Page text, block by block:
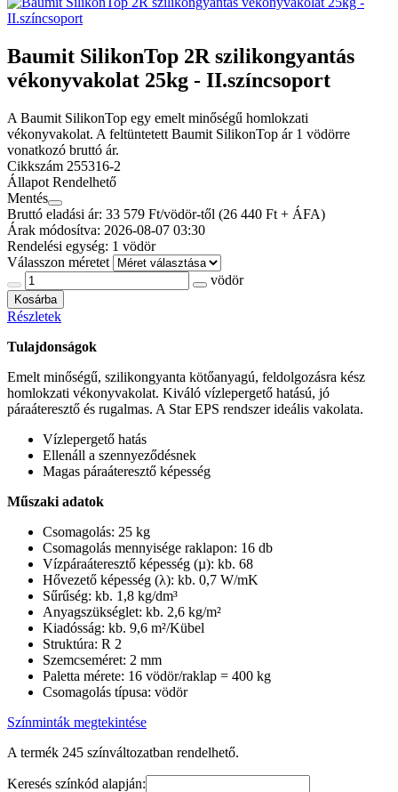
Baumit SilikonTop 2R szilikongyantás
vékonyvakolat 25kg - II.színcsoport
A Baumit SilikonTop egy emelt minőségű homlokzati
vékonyvakolat. A feltüntetett Baumit SilikonTop ár 1 vödörre
vonatkozó bruttó ár.
Cikkszám 255316-2
Állapot Rendelhető
Mentés
Bruttó eladási ár: 33 579 Ft/vödör-től (26 440 Ft + ÁFA)
Árak módosítva: 2026-08-07 03:30
Rendelési egység: 1 vödör
Válasszon méretet
vödör
Kosárba
Részletek
Tulajdonságok
Emelt minőségű, szilikongyanta kötőanyagú, feldolgozásra kész
homlokzati vékonyvakolat. Kiváló vízlepergető hatású, jó
páraáteresztő és rugalmas. A Star EPS rendszer ideális vakolata.
Vízlepergető hatás
Ellenáll a szennyeződésnek
Magas páraáteresztő képesség
Műszaki adatok
Csomagolás: 25 kg
Csomagolás mennyisége raklapon: 16 db
Vízpáraáteresztő képesség (µ): kb. 68
Hővezető képesség (λ): kb. 0,7 W/mK
Sűrűség: kb. 1,8 kg/dm³
Anyagszükséglet: kb. 2,6 kg/m²
Kiadósság: kb. 9,6 m²/Kübel
Struktúra: R 2
Szemcseméret: 2 mm
Paletta mérete: 16 vödör/raklap = 400 kg
Csomagolás típusa: vödör
Színminták megtekintése
A termék 245 színváltozatban rendelhető.
Keresés színkód alapján: